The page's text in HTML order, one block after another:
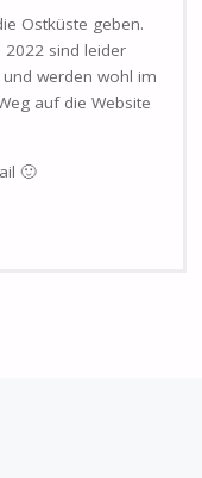
Ostküste geben.
2022 sind leider
werden wohl im
auf die Website
🙂